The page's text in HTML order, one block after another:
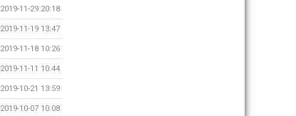
2019-11-29 20:18
2019-11-19 13:47
2019-11-18 10:26
2019-11-11 10:44
2019-10-21 13:59
2019-10-07 10:08